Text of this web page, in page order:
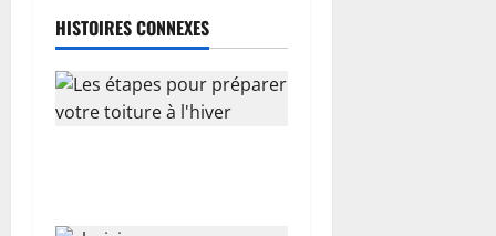
t
i
c
e
HISTOIRES CONNEXES